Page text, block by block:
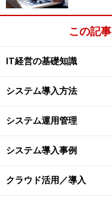
それぞれの現場で本
送ることになります
うことになるので、
っておかなければな
ため、日本では厳格
す。
しっかり本人確認を
善管注意義務違反に
認したか証拠（エビデ
この記
IT経営の基礎知識
システム導入方法
システム運用管理
システム導入事例
クラウド活用／導入